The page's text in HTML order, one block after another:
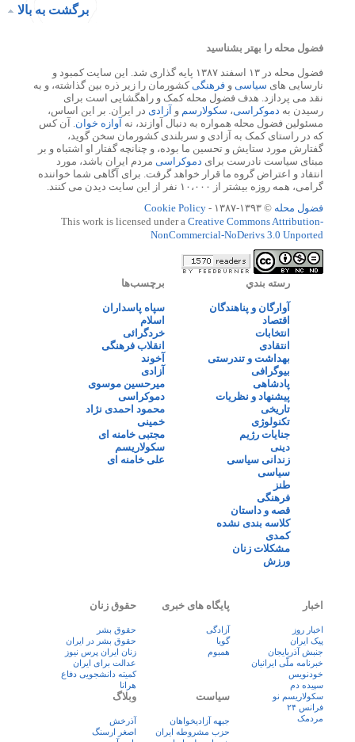
برگشت به بالا
فضول محله را بهتر بشناسید
فضول محله در ۱۳ اسفند ۱۳۸۷ پایه گذاری شد. این سایت کمبود و
نارسایی های سیاسی و فرهنگیکشورمان را زیر ذره بین گذاشته، و به
نقد می پردازد. هدف فضول محله کمک و راهگشایی است برای
رسیدن به دموکراسی، سکولارسم و آزادی در ایران. بر این اساس،
مسئولین فضول محله همواره به دنبال آوازند، نه آوازه خوان. آن کس
که در راستای کمک به آزادی و سربلندی کشورمان سخن گوید،
گفتارش مورد ستایش و تحسین ما بوده، و چنانچه گفتار او اشتباه و بر
مبنای سیاست نادرست برای دموکراسی مردم ایران باشد، مورد
انتقاد و اعتراض گروه ما قرار خواهد گرفت. برای آگاهی شما خواننده
گرامی، همه روزه بیشتر از ۱۰،۰۰۰ نفر از این سایت دیدن می کنند.
فضول محله © ۱۳۹۳-۱۳۸۷ -
Cookie Policy
This work is licensed under a Creative Commons Attribution-
NonCommercial-NoDerivs 3.0 Unported
رسته بندي
آوارگان و پناهندگان
اقتصاد
انتخابات
انتقادی
بهداشت و تندرستی
بیوگرافی
پادشاهی
پیشنهاد و نظریات
تاریخی
تکنولوژی
جنایات رژیم
دینی
زندانی سیاسی
سیاسی
طنز
فرهنگی
قصه و داستان
کلاسه بندی نشده
کمدی
مشکلات زنان
ورزش
برچسب‌ها
سپاه پاسداران
اسلام
خردگرائی
انقلاب فرهنگی
آخوند
آزادی
میرحسین موسوی
دموکراسی
محمود احمدی نژاد
خمینی
مجتبی خامنه ای
سکولاریسم
علی خامنه ای
اخبار
اخبار روز
پيک ايران
جنبش آذربایجان
خبرنامه ملّی ایرانیان
خودنویس
سپیده دم
سکولاریسم نو
فرانس ۲۴
مردمک
پایگاه های خبری
آزادگی
گویا
همبوم
حقوق زنان
حقوق بشر
حقوق بشر در ایران
زنان ايران پرس نيوز
عدالت برای ایران
کمیته دانشجویی دفاع
هرانا
سیاست
جبهه آزادیخواهان
حزب مشروطه ایران
وبلاگ
آذرخش
اصغر ارسنگ